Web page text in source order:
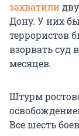
захватили
Дону. У них
террористов
взорвать суд
месяцев.
Штурм
Все шесть